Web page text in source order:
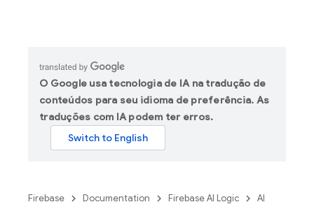
O Google usa tecnologia de IA na tradução de
conteúdos para seu idioma de preferência. As
traduções com IA podem ter erros.
Firebase Documentation Firebase AI Logic AI